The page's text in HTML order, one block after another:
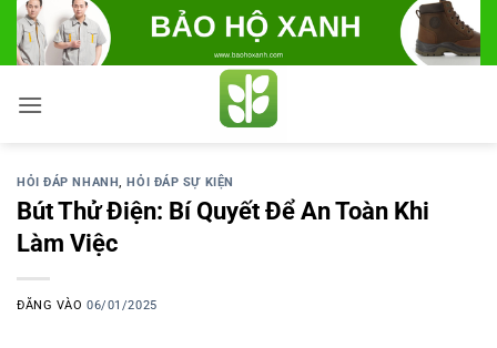
Bỏ
qua
nội
dung
HỎI ĐÁP NHANH, HỎI ĐÁP SỰ KIỆN
Bút Thử Điện: Bí Quyết Để An Toàn Khi
Làm Việc
ĐĂNG VÀO06/01/2025